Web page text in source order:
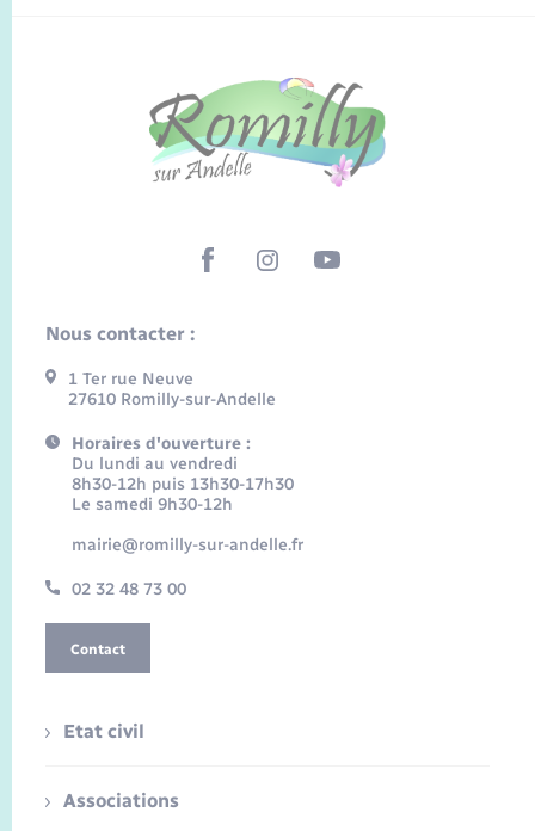
Nous contacter :
1 Ter rue Neuve
27610 Romilly-sur-Andelle
Horaires d'ouverture :
Du lundi au vendredi
8h30-12h puis 13h30-17h30
Le samedi 9h30-12h
mairie@romilly-sur-andelle.fr
02 32 48 73 00
Contact
Etat civil
Associations